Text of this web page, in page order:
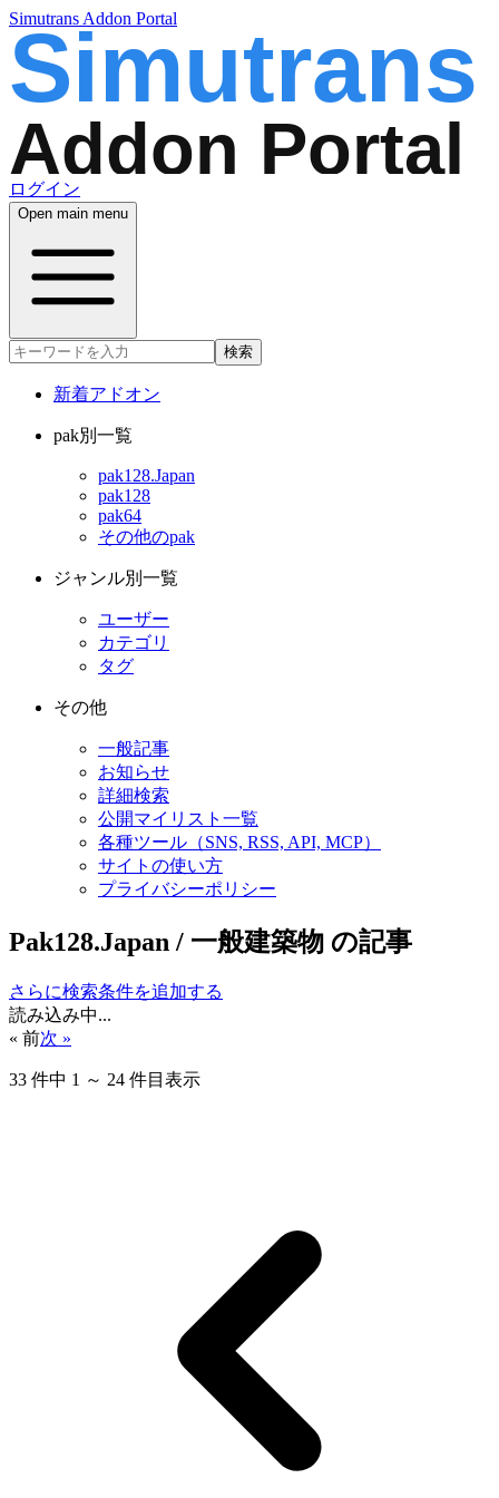
Simutrans Addon Portal
ログイン
Open main menu
検索
新着アドオン
pak別一覧
pak128.Japan
pak128
pak64
その他のpak
ジャンル別一覧
ユーザー
カテゴリ
タグ
その他
一般記事
お知らせ
詳細検索
公開マイリスト一覧
各種ツール（SNS, RSS, API, MCP）
サイトの使い方
プライバシーポリシー
Pak128.Japan / 一般建築物 の記事
さらに検索条件を追加する
読み込み中...
« 前次 »
33 件中 1 ～ 24 件目表示